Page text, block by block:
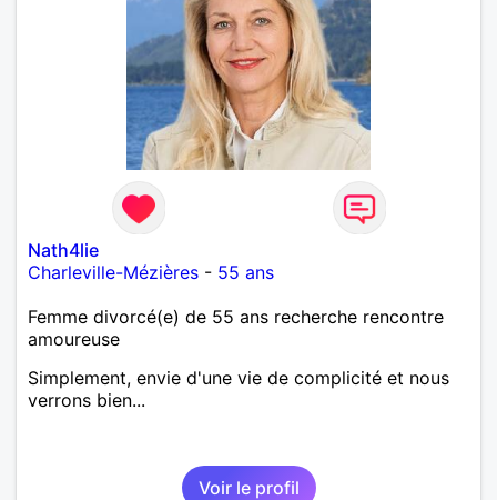
Nath4lie
Charleville-Mézières - 55 ans
Femme divorcé(e) de 55 ans recherche rencontre
amoureuse
Simplement, envie d'une vie de complicité et nous
verrons bien...
Voir le profil